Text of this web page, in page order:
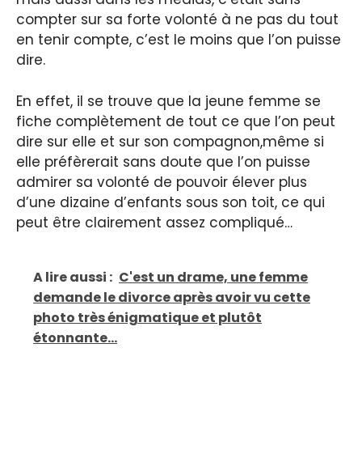
compter sur sa forte volonté à ne pas du tout
en tenir compte, c’est le moins que l’on puisse
dire.
En effet, il se trouve que la jeune femme se
fiche complètement de tout ce que l’on peut
dire sur elle et sur son compagnon,même si
elle préfèrerait sans doute que l’on puisse
admirer sa volonté de pouvoir élever plus
d’une dizaine d’enfants sous son toit, ce qui
peut être clairement assez compliqué…
A lire aussi : C'est un drame, une femme
demande le divorce après avoir vu cette
photo très énigmatique et plutôt
étonnante...